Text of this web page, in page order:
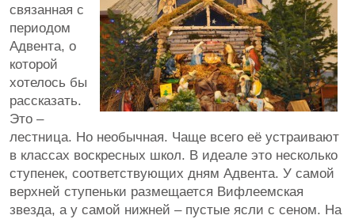
связанная с
периодом
Адвента, о
которой
хотелось бы
рассказать.
Это –
лестница. Но необычная. Чаще всего её устраивают
в классах воскресных школ. В идеале это несколько
ступенек, соответствующих дням Адвента. У самой
верхней ступеньки размещается Вифлеемская
звезда, а у самой нижней – пустые ясли с сеном. На